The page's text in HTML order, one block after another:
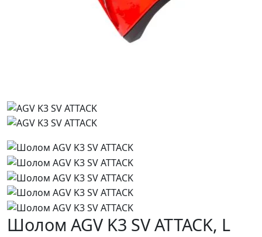
Шолом AGV K3 SV ATTACK, L